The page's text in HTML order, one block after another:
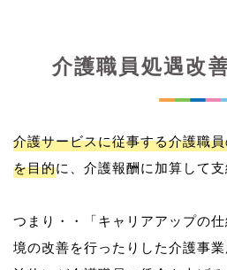
介護職員処遇改
介護サービスに従事する介護職
を目的に、介護報酬に加算して支
つまり・・「キャリアアップの
境の改善を行ったりした介護事